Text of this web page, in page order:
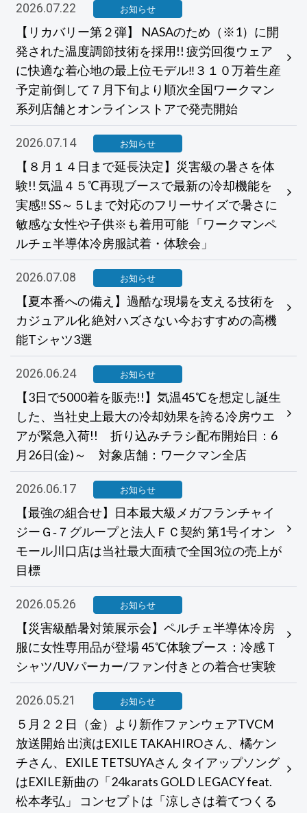
2026.07.22 お知らせ
【リカバリー第２弾】 NASAのため（※1）に開
発された温度調節技術を採用!! 疲労回復ウェア
に快適な着心地の最上位モデル‼３１０万着生産
予定前倒して７月下旬より順次全国ワークマン
系列店舗とオンラインストアで発売開始
2026.07.14 お知らせ
【８月１４日まで延長決定】災害級の暑さを体
験!! 気温４５℃再現ブースで最新の冷却機能を
実感‼ SS～５Lまで対応のフリーサイズで暑さに
敏感な女性や子供※も着用可能 「ワークマンペ
ルチェ半導体冷房服試着・体験会」
2026.07.08 お知らせ
【夏本番への備え】過酷な現場を支える技術を
カジュアル化 絶対ハズさない今おすすめの高機
能Tシャツ3選
2026.06.24 お知らせ
【3日で5000着を販売!!】気温45℃を想定し誕生
した、当社史上最大の冷却効果を誇る冷房ウエ
アが緊急入荷!! 折り込みチラシ配布開始日：6
月26日(金)～ 対象店舗：ワークマン全店
2026.06.17 お知らせ
【最強の組合せ】日本最大級メガフランチャイ
ジーＧ‐７グループと法人ＦＣ契約 第1号イオン
モール川口店は当社最大面積で全国3位の売上が
目標
2026.05.26 お知らせ
【災害級酷暑対策展示会】ペルチェ半導体冷房
服に女性専用品が登場 45℃体験ブース：冷感Ｔ
シャツ/UVパーカー/ファン付きとの着合せ実験
2026.05.21 お知らせ
５月２２日（金）より新作ファンウェアTVCM
放送開始 出演はEXILE TAKAHIROさん、橘ケン
チさん、EXILE TETSUYAさん タイアップソング
はEXILE新曲の「24karats GOLD LEGACY feat.
松本孝弘」 コンセプトは「涼しさは着てつくる